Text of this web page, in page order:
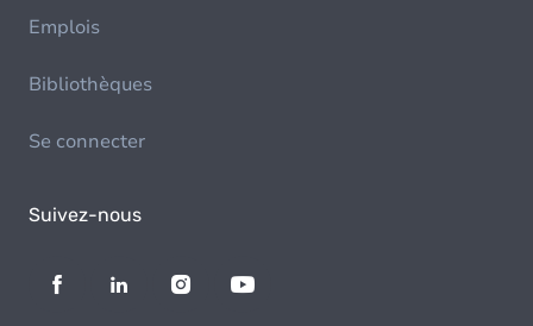
Emplois
Bibliothèques
Se connecter
Suivez-nous